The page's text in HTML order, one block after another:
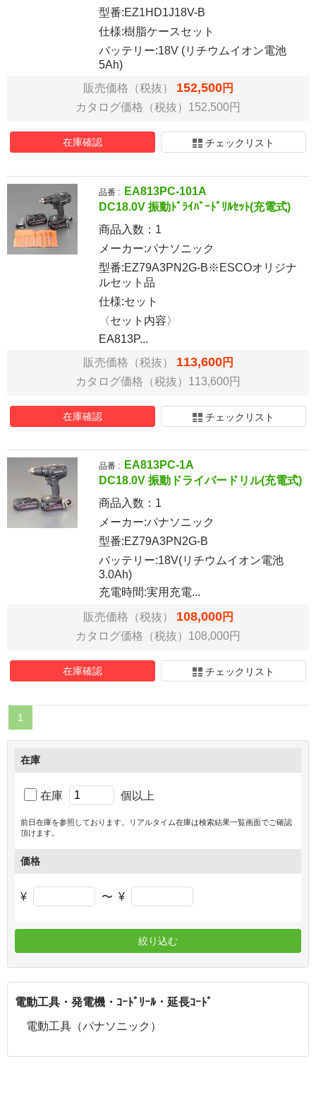
型番:EZ1HD1J18V-B
仕様:樹脂ケースセット
バッテリー:18V (リチウムイオン電池
5Ah)
販売価格（税抜） 152,500円
カタログ価格（税抜）152,500円
在庫確認 チェックリスト
品番 :
EA813PC-101A
DC18.0V 振動ﾄﾞﾗｲﾊﾞｰﾄﾞﾘﾙｾｯﾄ(充電式)
商品入数： 1
メーカー:パナソニック
型番:EZ79A3PN2G-B※ESCOオリジナ
ルセット品
仕様:セット
〈セット内容〉
EA813P...
販売価格（税抜） 113,600円
カタログ価格（税抜）113,600円
在庫確認 チェックリスト
品番 :
EA813PC-1A
DC18.0V 振動ドライバードリル(充電式)
商品入数： 1
メーカー:パナソニック
型番:EZ79A3PN2G-B
バッテリー:18V(リチウムイオン電池
3.0Ah)
充電時間:実用充電...
販売価格（税抜） 108,000円
カタログ価格（税抜）108,000円
在庫確認 チェックリスト
1
在庫
在庫 個以上
前日在庫を参照しております。リアルタイム在庫は検索結果一覧画面でご確認
頂けます。
価格
¥ 〜 ¥
絞り込む
電動工具・発電機・ｺｰﾄﾞﾘｰﾙ・延長ｺｰﾄﾞ
電動工具（パナソニック）